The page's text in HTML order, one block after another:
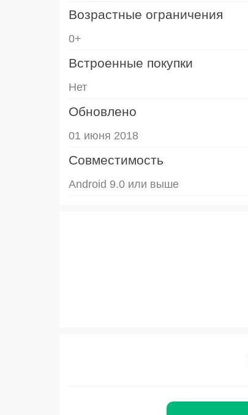
Возрастные ограничения
0+
Встроенные покупки
Нет
Обновлено
01 июня 2018
Совместимость
Android 9.0 или выше